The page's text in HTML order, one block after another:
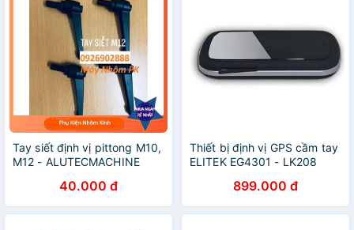
Tay siết định vị pittong M10,
M12 - ALUTECMACHINE
40.000 đ
Thiết bị định vị GPS cầm tay
ELITEK EG4301 - LK208
899.000 đ